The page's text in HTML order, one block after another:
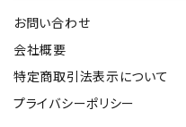
お問い合わせ
会社概要
特定商取引法表示について
プライバシーポリシー